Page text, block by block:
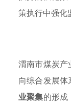
策执行中强化
渭南市煤炭
向综合发展体
业聚集的形